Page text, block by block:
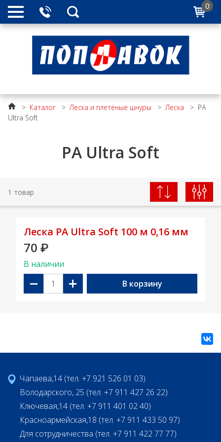
0
> Каталог >Леска и плетёные шнуры >Леска > PA
Ultra Soft
PA Ultra Soft
1 товар
Леска PA Ultra Soft 100 м 0,16 мм
70 ₽
В наличии
− + В корзину
Чапаева,14 (тел. +7 921 526 01 03)
Володарского, 25 (тел. +7 911 427 26 22)
Ключевая,14 (тел. +7 911 401 02 40)
Красноармейская,18 (тел. +7 911 433 50 97)
Для сотрудничества (тел. +7 911 422 77 77)